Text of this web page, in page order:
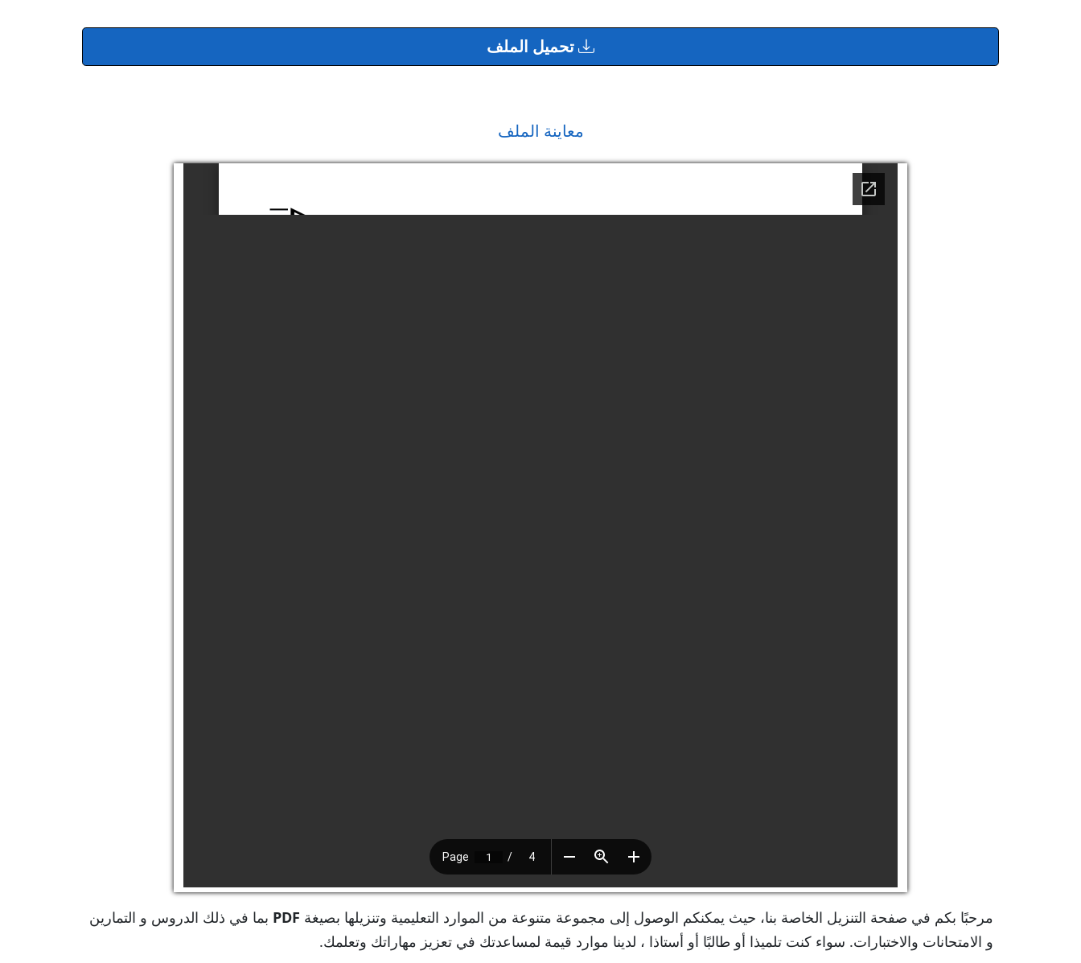
تحميل الملف
معاينة الملف
مرحبًا بكم في صفحة التنزيل الخاصة بنا، حيث يمكنكم الوصول إلى مجموعة متنوعة من الموارد التعليمية وتنزيلها بصيغة PDF بما في ذلك الدروس و التمارين
و الامتحانات والاختبارات. سواء كنت تلميذا أو طالبًا أو أستاذا ، لدينا موارد قيمة لمساعدتك في تعزيز مهاراتك وتعلمك.